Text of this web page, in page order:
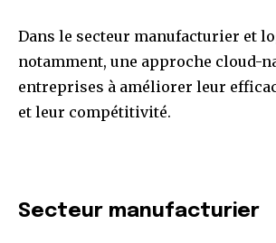
Dans le secteur manufacturier et
notamment, une approche cloud-
entreprises à améliorer leur
et leur compétitivité.
Secteur manufacturier